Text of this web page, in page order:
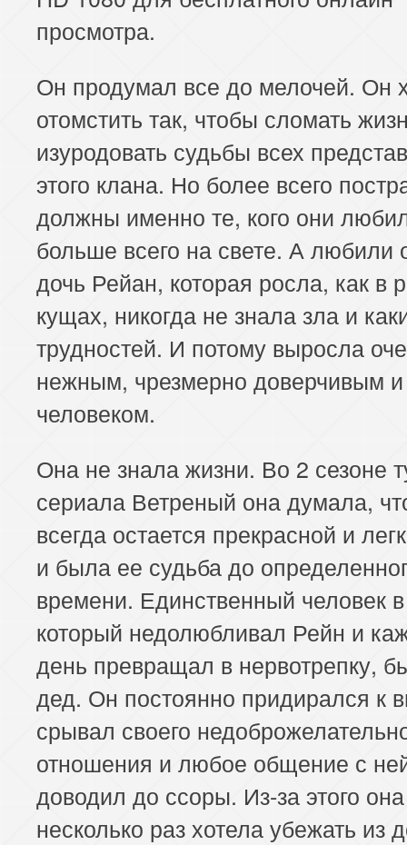
просмотра.
Он продумал все до мелочей. Он
отомстить так, чтобы сломать
изуродовать судьбы всех
этого клана. Но более всего
должны именно те, кого они
больше всего на свете. А любили
дочь Рейан, которая росла, как в
кущах, никогда не знала зла и
трудностей. И потому выросла
нежным, чрезмерно доверчивым
человеком.
Она не знала жизни. Во 2 сезоне
сериала Ветреный она думала,
всегда остается прекрасной и
и была ее судьба до
времени. Единственный человек
который недолюбливал Рейн и
день превращал в нервотрепку,
дед. Он постоянно придирался к
срывал своего
отношения и любое общение с
доводил до ссоры. Из-за этого
несколько раз хотела убежать из